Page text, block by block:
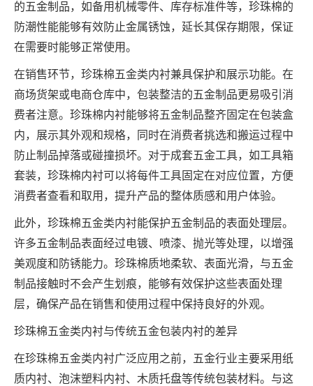
的五金制品，如备用机械零件、库存标准件等，珍珠棉的
防潮性能能够有效防止金属锈蚀，延长其保存期限，保证
在需要时能够正常使用。
在销售环节，珍珠棉五金类内衬兼具保护和展示功能。在
商场货架或电商仓库中，包装整洁的五金制品更易吸引消
费者注意。珍珠棉内衬能够将五金制品整齐固定在包装盒
内，展示其外观和规格，同时在消费者挑选和搬运过程中
防止制品掉落或碰撞损坏。对于成套五金工具，如工具箱
套装，珍珠棉内衬可以将每件工具固定在对应位置，方便
消费者查看和取用，提升产品的整体质感和用户体验。
此外，珍珠棉五金类内衬能保护五金制品的表面处理层。
许多五金制品表面经过电镀、喷漆、抛光等处理，以增强
美观度和防锈能力。珍珠棉质地柔软、表面光滑，与五金
制品接触时不会产生划痕，能够有效保护这些表面处理
层，确保产品在销售和使用过程中保持良好的外观。
珍珠棉五金类内衬与传统五金包装内衬的差异
在珍珠棉五金类内衬广泛应用之前，五金行业主要采用纸
质内衬、泡沫塑料内衬、木质托盘等传统包装材料。与这